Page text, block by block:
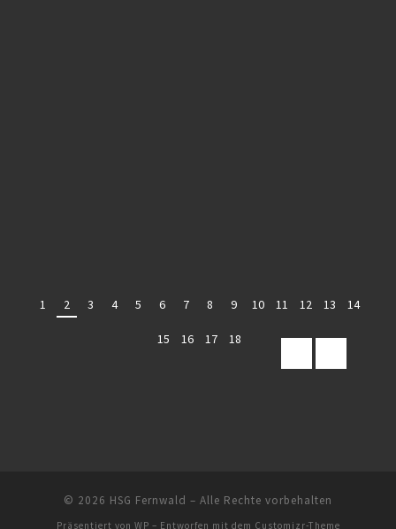
1 2 3 4 5 6 7 8 9 10 11 12 13 14
15 16 17 18
© 2026 HSG Fernwald – Alle Rechte vorbehalten
Präsentiert von WP – Entworfen mit dem Customizr-Theme